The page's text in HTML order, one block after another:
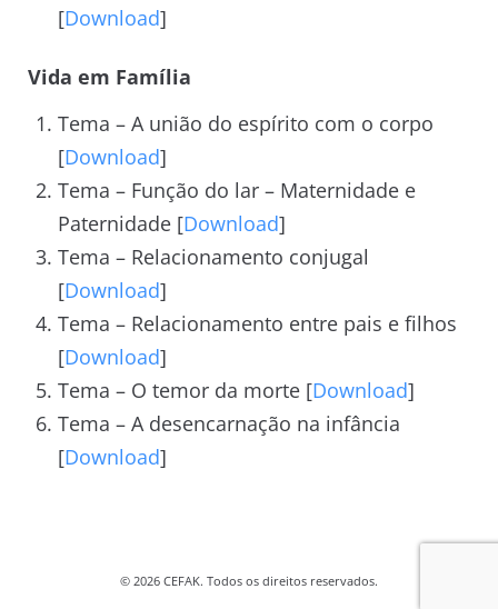
[Download]
Vida em Família
Tema – A união do espírito com o corpo
[Download]
Tema – Função do lar – Maternidade e
Paternidade [Download]
Tema – Relacionamento conjugal
[Download]
Tema – Relacionamento entre pais e filhos
[Download]
Tema – O temor da morte [Download]
Tema – A desencarnação na infância
[Download]
© 2026 CEFAK. Todos os direitos reservados.